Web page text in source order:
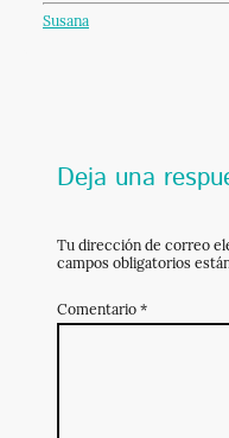
Susana
Deja una
Tu dirección de correo
campos obligatorios
Comentario *